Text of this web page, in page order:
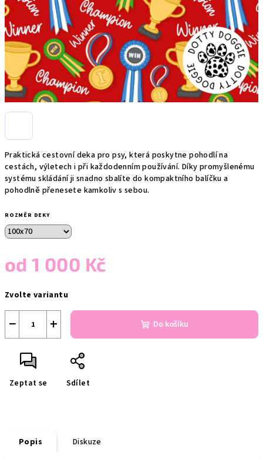
Praktická cestovní deka pro psy, která poskytne pohodlí na
cestách, výletech i při každodenním používání. Díky promyšlenému
systému skládání ji snadno sbalíte do kompaktního balíčku a
pohodlně přenesete kamkoliv s sebou.
ROZMĚR DEKY
od1 000 Kč
cena:
Zvolte variantu
+
− Do košíku
Zeptat se Sdílet
Popis Diskuze